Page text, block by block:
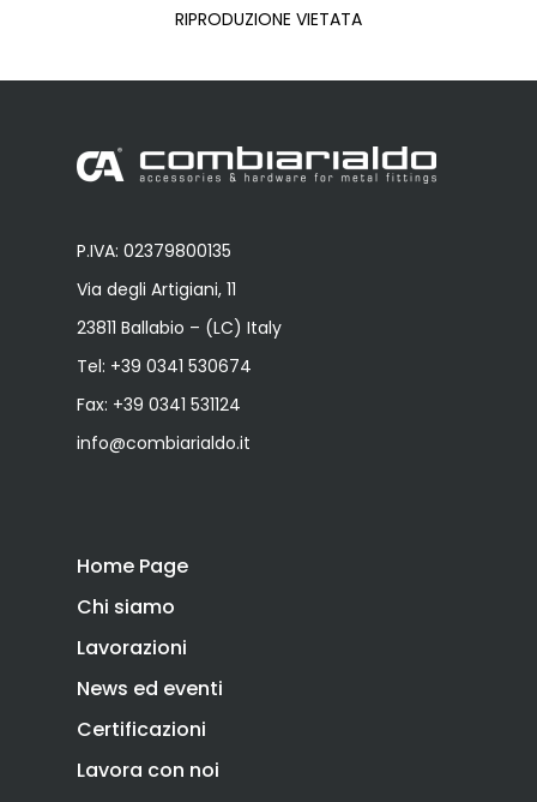
RIPRODUZIONE VIETATA
P.IVA: 02379800135
Via degli Artigiani, 11
23811 Ballabio – (LC) Italy
Tel: +39 0341 530674
Fax: +39 0341 531124
info@combiarialdo.it
Home Page
Chi siamo
Lavorazioni
News ed eventi
Certificazioni
Lavora con noi